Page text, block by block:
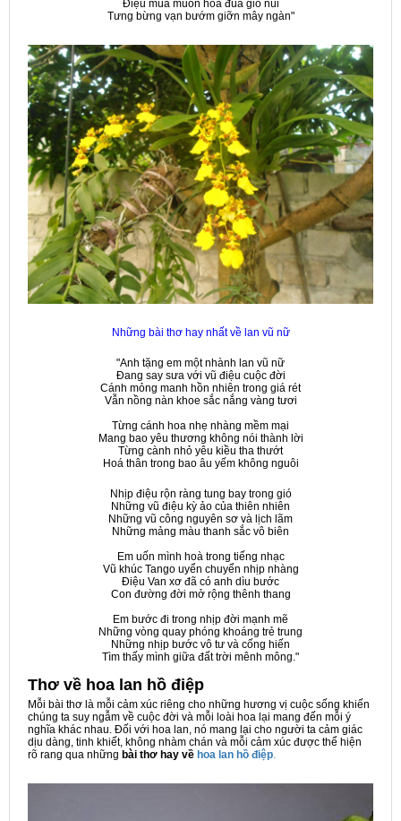
Điệu múa muôn hoa đùa gió núi
Tưng bừng vạn bướm giỡn mây ngàn"
Những bài thơ hay nhất về lan vũ nữ
"Anh tặng em một nhành lan vũ nữ
Đang say sưa với vũ điệu cuộc đời
Cánh mỏng manh hồn nhiên trong giá rét
Vẫn nồng nàn khoe sắc nắng vàng tươi
Từng cánh hoa nhẹ nhàng mềm mại
Mang bao yêu thương không nói thành lời
Từng cành nhỏ yêu kiều tha thướt
Hoá thân trong bao âu yếm không nguôi
Nhịp điệu rộn ràng tung bay trong gió
Những vũ điệu kỳ ảo của thiên nhiên
Những vũ công nguyên sơ và lịch lãm
Những mảng màu thanh sắc vô biên
Em uốn mình hoà trong tiếng nhạc
Vũ khúc Tango uyển chuyển nhịp nhàng
Điệu Van xơ đã có anh dìu bước
Con đường đời mở rộng thênh thang
Em bước đi trong nhịp đời mạnh mẽ
Những vòng quay phóng khoáng trẻ trung
Những nhịp bước vô tư và cống hiến
Tìm thấy mình giữa đất trời mênh mông."
Thơ về hoa lan hồ điệp
Mỗi bài thơ là mỗi cảm xúc riêng cho những hương vị cuộc sống khiến
chúng ta suy ngẫm về cuộc đời và mỗi loài hoa lại mang đến mỗi ý
nghĩa khác nhau. Đối với hoa lan, nó mang lại cho người ta cảm giác
dịu dàng, tinh khiết, không nhàm chán và mỗi cảm xúc được thể hiện
rõ rang qua những bài thơ hay về hoa lan hồ điệp.